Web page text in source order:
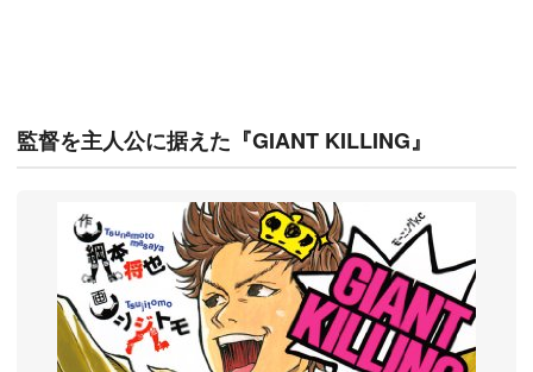
監督を主人公に据えた『GIANT KILLING』